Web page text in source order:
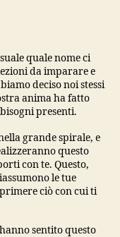
quale nome ci
da imparare e
deciso noi stessi
anima ha fatto
presenti.
grande spirale, e
questo
con te. Questo,
le tue
ciò con cui ti
sentito questo